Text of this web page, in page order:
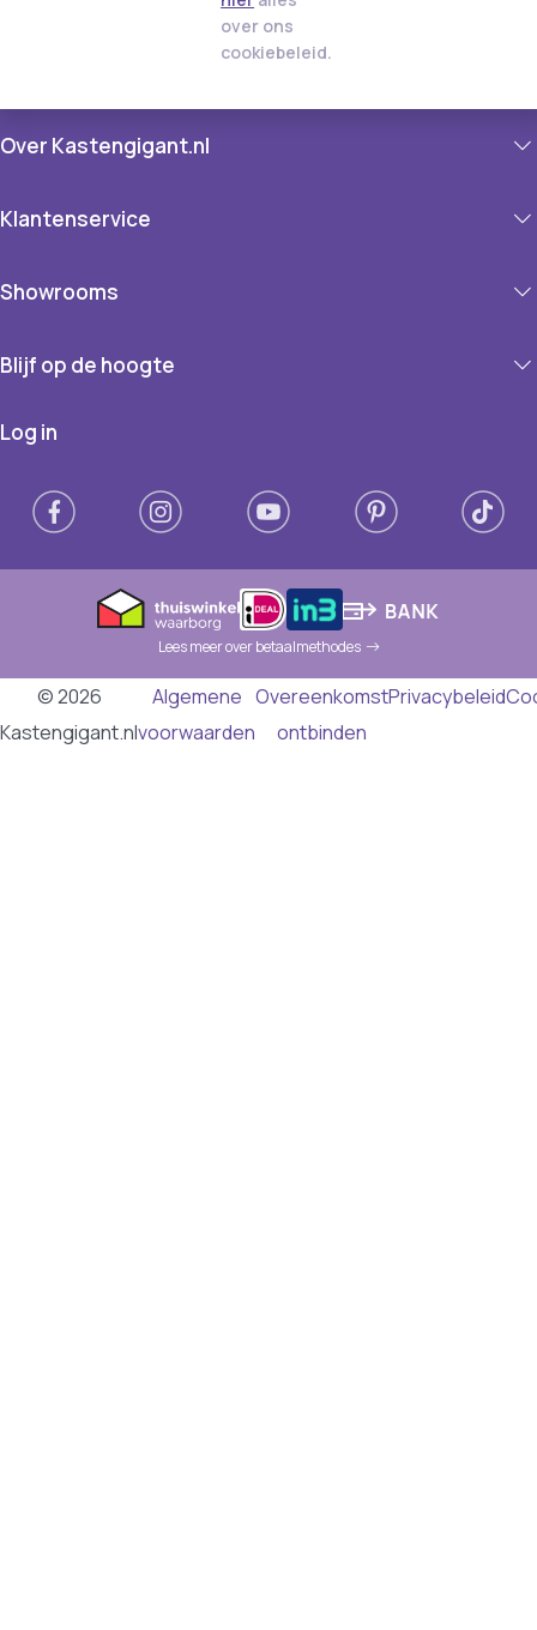
over ons
cookiebeleid.
Over Kastengigant.nl
Klantenservice
Showrooms
Blijf op de hoogte
Log in
Lees meer over betaalmethodes
© 2026
Kastengigant.nl
Algemene
voorwaarden
Overeenkomst
ontbinden
Privacybeleid